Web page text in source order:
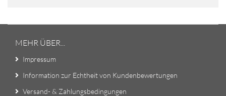
MEHR ÜBER...
Impressum
Information zur Echtheit von Kundenbewertungen
Versand- & Zahlungsbedingungen